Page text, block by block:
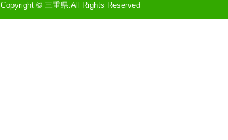
Copyright © 三重県.All Rights Reserved